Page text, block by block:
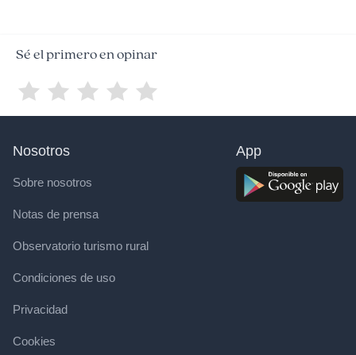
Sé el primero en opinar
Nosotros
Sobre nosotros
Notas de prensa
Observatorio turismo rural
Condiciones de uso
Privacidad
Cookies
App